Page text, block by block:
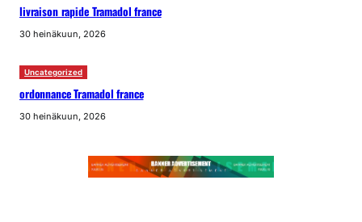
livraison rapide Tramadol france
30 heinäkuun, 2026
Uncategorized
ordonnance Tramadol france
30 heinäkuun, 2026